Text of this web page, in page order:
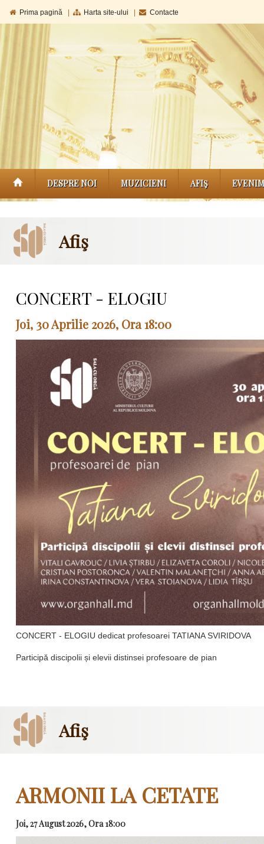
Prima pagină Harta site-ului Contacte
DESPRE NOI MUZICIENI AFIŞ
Afiş
CONCERT - ELOGIU
Joi, 30 Aprilie 2026, Ora 18:00
CONCERT - ELOGIU dedicat profesoarei TATIANA SVIRIDOVA
Participă discipolii și elevii distinsei profesoare de pian
Afiş
ARMONII LA CETATE
Joi, 27 August 2026, Ora 18:00